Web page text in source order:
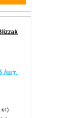
шт.